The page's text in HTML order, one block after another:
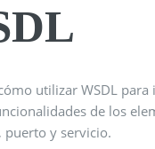
utilizar WSDL
de los
puerto y servicio.